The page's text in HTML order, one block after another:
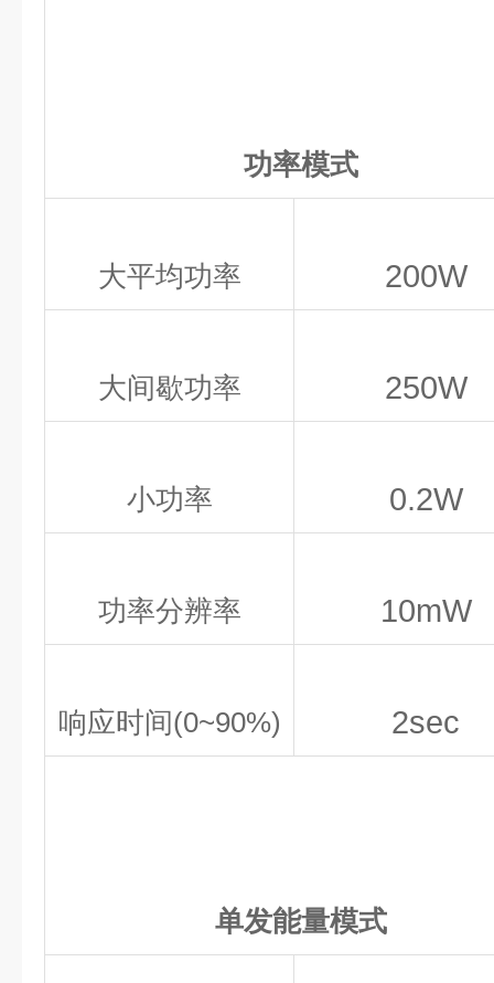
功率模式
大平均功率 200W
大间歇功率 250W
小功率 0.2W
功率分辨率 10mW
响应时间(0~90%) 2sec
单发能量模式